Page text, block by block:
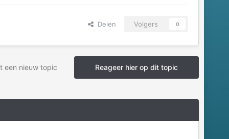
Delen Volgers 0
Reageer hier op dit topic
een nieuw topic